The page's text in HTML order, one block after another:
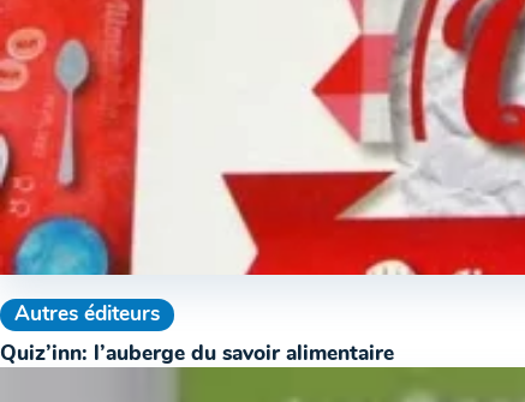
Autres éditeurs
Quiz’inn: l’auberge du savoir alimentaire